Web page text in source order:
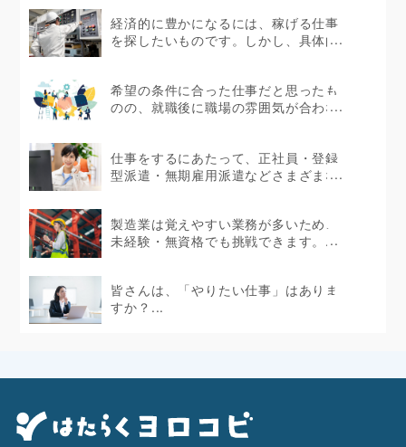
経済的に豊かになるには、稼げる仕事
を探したいものです。しかし、具体的
希望の条件に合った仕事だと思ったも
のの、就職後に職場の雰囲気が合わな
仕事をするにあたって、正社員・登録
型派遣・無期雇用派遣などさまざまな
製造業は覚えやすい業務が多いため、
未経験・無資格でも挑戦できます。...
皆さんは、「やりたい仕事」はありま
すか？...